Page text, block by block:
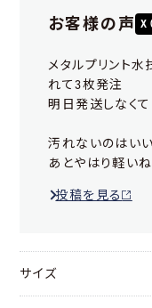
お客様の声 X
メタルプリント
れて3枚発注
明日発送しなく
汚れないのはい
あとやはり軽いね
投稿を見る
サイズ